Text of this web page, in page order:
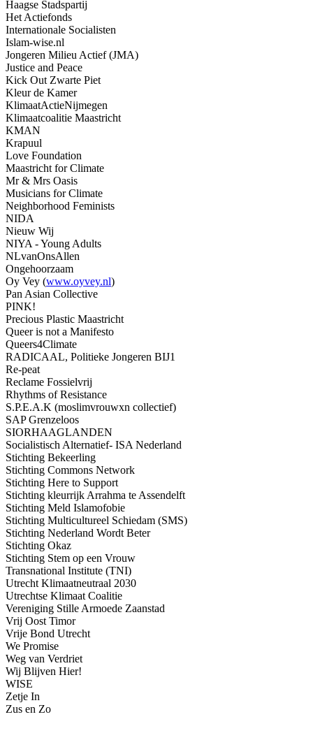
Haagse Stadspartij
Het Actiefonds
Internationale Socialisten
Islam-wise.nl
Jongeren Milieu Actief (JMA)
Justice and Peace
Kick Out Zwarte Piet
Kleur de Kamer
KlimaatActieNijmegen
Klimaatcoalitie Maastricht
KMAN
Krapuul
Love Foundation
Maastricht for Climate
Mr & Mrs Oasis
Musicians for Climate
Neighborhood Feminists
NIDA
Nieuw Wij
NIYA - Young Adults
NLvanOnsAllen
Ongehoorzaam
Oy Vey (www.oyvey.nl)
Pan Asian Collective
PINK!
Precious Plastic Maastricht
Queer is not a Manifesto
Queers4Climate
RADICAAL, Politieke Jongeren BIJ1
Re-peat
Reclame Fossielvrij
Rhythms of Resistance
S.P.E.A.K (moslimvrouwxn collectief)
SAP Grenzeloos
SIORHAAGLANDEN
Socialistisch Alternatief- ISA Nederland
Stichting Bekeerling
Stichting Commons Network
Stichting Here to Support
Stichting kleurrijk Arrahma te Assendelft
Stichting Meld Islamofobie
Stichting Multicultureel Schiedam (SMS)
Stichting Nederland Wordt Beter
Stichting Okaz
Stichting Stem op een Vrouw
Transnational Institute (TNI)
Utrecht Klimaatneutraal 2030
Utrechtse Klimaat Coalitie
Vereniging Stille Armoede Zaanstad
Vrij Oost Timor
Vrije Bond Utrecht
We Promise
Weg van Verdriet
Wij Blijven Hier!
WISE
Zetje In
Zus en Zo